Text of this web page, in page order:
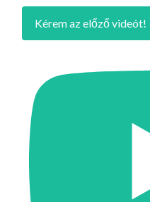
Kérem az előző videót!